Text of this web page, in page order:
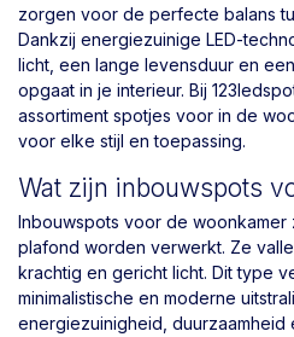
zorgen voor de perfecte balans
Dankzij energiezuinige LED-
licht, een lange levensduur en
opgaat in je interieur. Bij
assortiment spotjes voor in de
voor elke stijl en toepassing.
Wat zijn inbouwspots
Inbouwspots voor de woonkamer
plafond worden verwerkt. Ze
krachtig en gericht licht. Dit type
minimalistische en moderne
energiezuinigheid,